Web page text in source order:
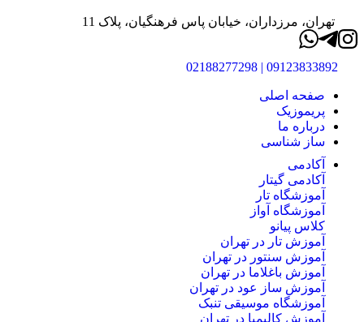
تهران، مرزداران، خیابان پاس فرهنگیان، پلاک 11
09123833892 | 02188277298
صفحه اصلی
پریموزیک
درباره ما
ساز شناسی
آکادمی
آکادمی گیتار
آموزشگاه تار
آموزشگاه آواز
کلاس پیانو
آموزش تار در تهران
آموزش سنتور در تهران
آموزش باغلاما در تهران
آموزش ساز عود در تهران
آموزشگاه موسیقی تنبک
آموزش کالیمبا در تهران